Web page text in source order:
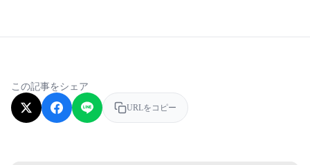
この記事をシェア
URLをコピー